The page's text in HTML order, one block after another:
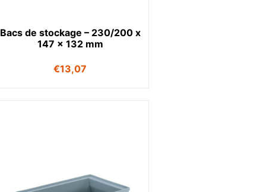
Bacs de stockage – 230/200 x
147 x 132 mm
€13,07